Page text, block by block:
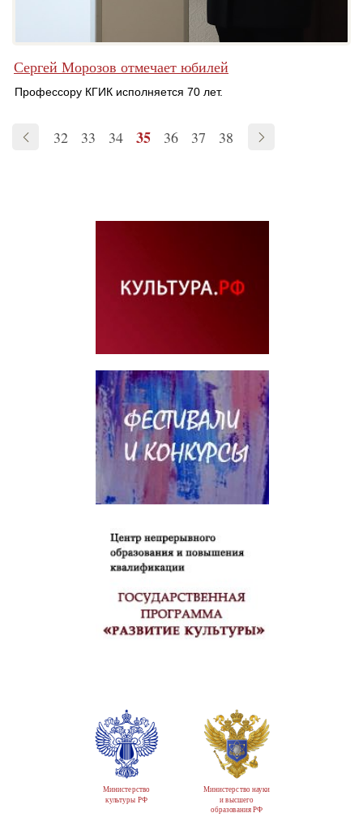
Сергей Морозов отмечает юбилей
Профессору КГИК исполняется 70 лет.
32 33 34 35 36 37 38
Министерство
культуры РФ
Министерство науки
и высшего
образования РФ